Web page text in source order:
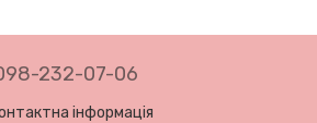
232-07-06
інформація